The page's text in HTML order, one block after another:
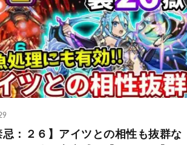
忌：２６】アイツとの相性も抜群な